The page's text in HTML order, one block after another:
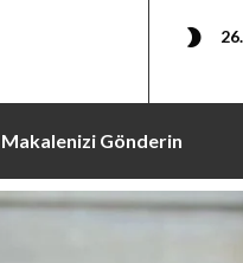
Makalenizi Gönderin